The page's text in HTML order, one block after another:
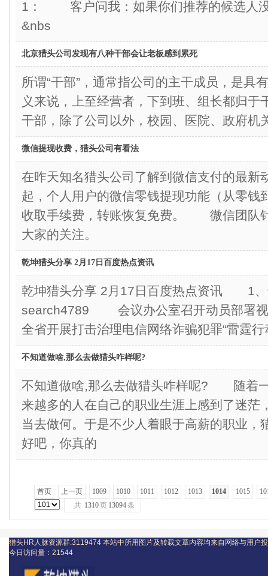
1： 客户问我：如果你们推荐的候选人没
&nbs
北京猎头公司发现有八种干部会让老板感到累死
所谓“干部”，通常指公司的主干成员，是具
义来说，上至经营者，下到班、组长都归于
干部，除了公司以外，校园、医院、政府机
微信提现收费，猎头公司有看法
在昨天知名猎头公司了解到微信支付的最新
起，个人用户的微信零钱提现功能（从零钱
收取手续费，转账恢复免费。 微信团队
大家的关注。
乾坤猎头分享 2月17日百度热点资讯
乾坤猎头分享 2月17日百度热点资讯 1、
search4789 会议办公室召开动员部署视
全省开展打击治理电信网络诈骗犯罪“雷霆行
不知道做啥,那么去做猎头咋样呢?
不知道做啥,那么去做猎头咋样呢? 随着
来越多的人在自己的职业生涯上感到了迷茫
当去做何。于是不少人着眼于高薪的职业，
好吧，你真的
首页 上一页 1009 1010 1011 1012 1013 1014 1015
共 1310页 13094条
猎头HR人脉资源群:3119474 本站中所用图片及转载文章内容均来自网络与用户
今日访问量： 21544